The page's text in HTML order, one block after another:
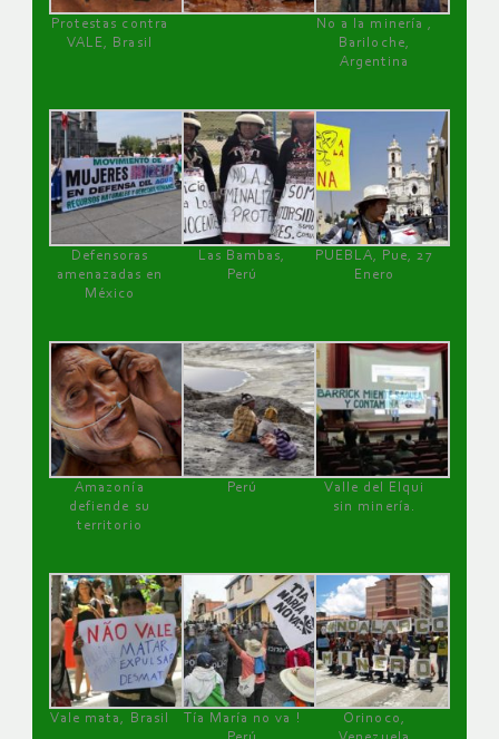
Protestas contra
VALE, Brasil
No a la minería ,
Bariloche,
Argentina
Defensoras
amenazadas en
México
Las Bambas,
Perú
PUEBLA, Pue, 27
Enero
Amazonía
defiende su
territorio
Perú
Valle del Elqui
sin minería.
Vale mata, Brasil
Tía María no va !
Orinoco,